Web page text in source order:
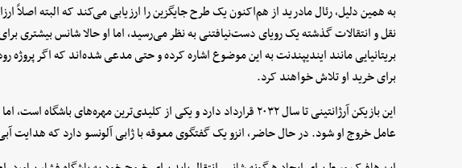
به همین دلیل، رئال مادرید از هم‌اکنون یک طرح جایگزین را ارزیابی می‌کند که البته اصلاً
نقل و انتقالات گذشته یک رویای دست‌نیافتنی به نظر می‌رسید، اما او حالا شانس بیشتری
بریتانیایی مانند ایندیپندنت به این موضوع اشاره کرده و حتی مدعی شده‌اند که اگر پروژه
برای خرید او تلاش خواهند کرد.
این بازیکن آرژانتینی تا سال ۲۰۳۲ قرارداد دارد و یکی از کلیدی‌ترین مهره‌های
عامل خروج او شود. در حال حاضر، انزو یک گفتگوی معوقه با ژابی آلونسو دارد که هدایت